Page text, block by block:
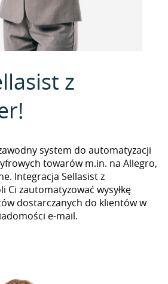
z
system do automatyzacji
towarów m.in. na Allegro,
Integracja Sellasist z
zautomatyzować wysyłkę
dostarczanych do klientów w
e-mail.